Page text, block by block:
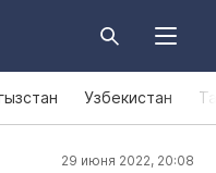
Узбекистан
29 июня 2022, 20:08